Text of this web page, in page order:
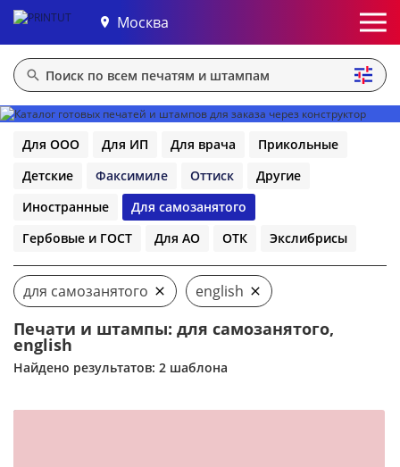
Москва
Для ООО Для ИП Для врача
Прикольные
Детские
Факсимиле Оттиск
Другие
Иностранные
Для самозанятого
Гербовые и ГОСТ
Для АО ОТК Экслибрисы
для самозанятого english
Печати и штампы: для самозанятого,
english
Найдено результатов: 2 шаблона